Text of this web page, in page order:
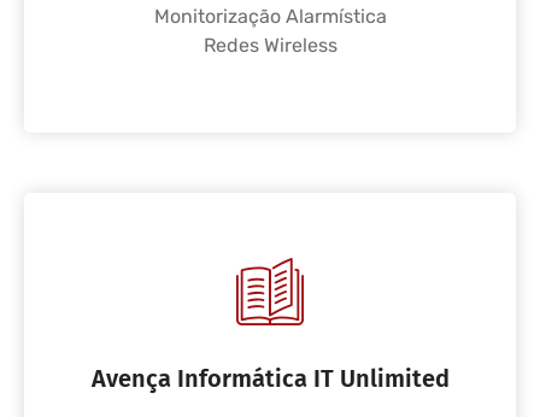
Monitorização Alarmística
Redes Wireless
Avença Informática IT Unlimited